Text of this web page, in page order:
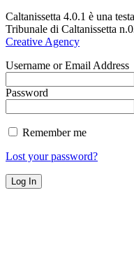
Caltanissetta 4.0.1 è una
Tribunale di Caltanissetta
Creative Agency
Username or Email Address
Password
Remember me
Lost your password?